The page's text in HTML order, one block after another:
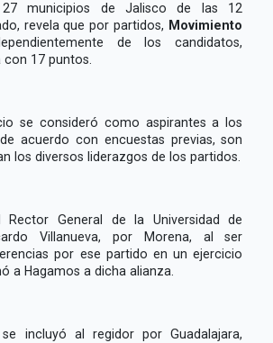
27 municipios de Jalisco de las 12
revela que por partidos, Movimiento
de los candidatos,
con 17 puntos.
se consideró como aspirantes a los
acuerdo con encuestas previas, son
los diversos liderazgos de los partidos.
Rector General de la Universidad de
Villanueva, por Morena, al ser
por ese partido en un ejercicio
a Hagamos a dicha alianza.
incluyó al regidor por Guadalajara,